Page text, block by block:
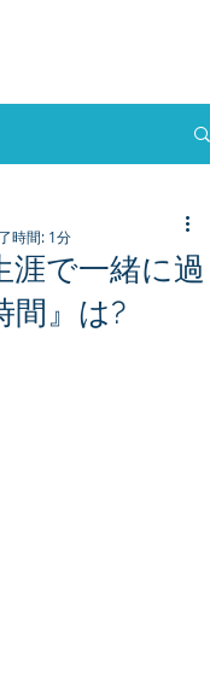
涯で一緒に過
間』は?
時間: 1分